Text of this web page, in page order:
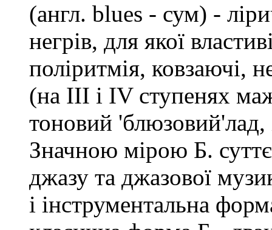
(англ. blues - сум) -
негрів, для якої
поліритмія, ковзаючi,
(на III і IV ступенях
тоновий 'блюзовий'лад,
Значною мірою Б.
джазу та джазової
і інструментальна